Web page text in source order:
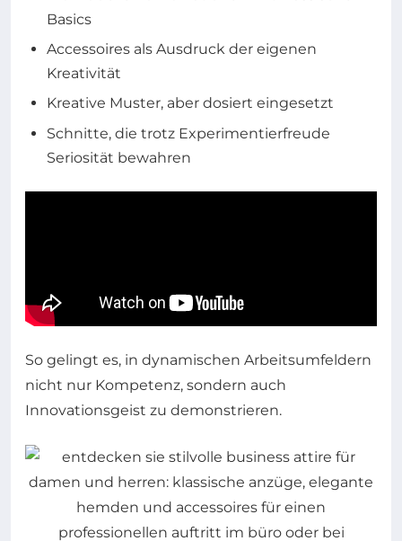
Basics
Accessoires als Ausdruck der eigenen
Kreativität
Kreative Muster, aber dosiert eingesetzt
Schnitte, die trotz Experimentierfreude
Seriosität bewahren
So gelingt es, in dynamischen Arbeitsumfeldern
nicht nur Kompetenz, sondern auch
Innovationsgeist zu demonstrieren.